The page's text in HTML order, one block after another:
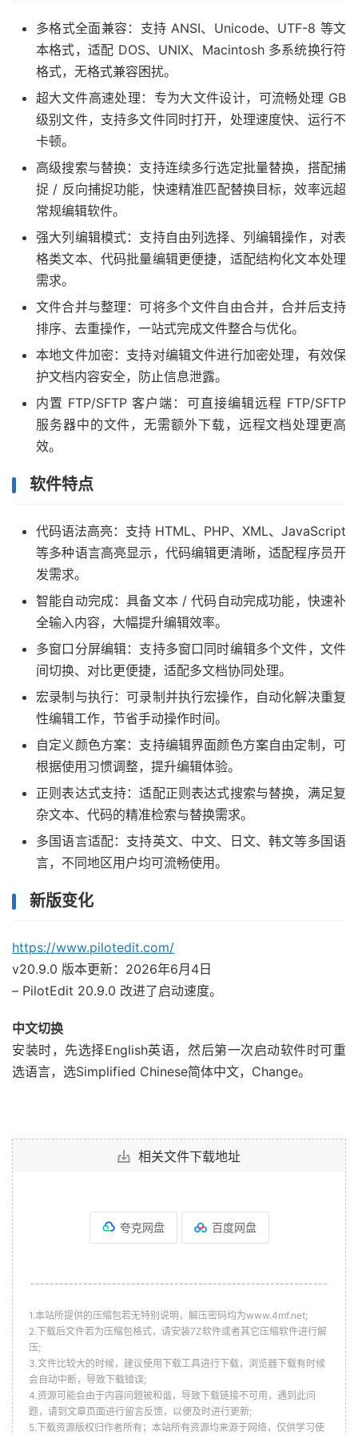
多格式全面兼容：支持 ANSI、Unicode、UTF-8 等文
本格式，适配 DOS、UNIX、Macintosh 多系统换行符
格式，无格式兼容困扰。
超大文件高速处理：专为大文件设计，可流畅处理 GB
级别文件，支持多文件同时打开，处理速度快、运行不
卡顿。
高级搜索与替换：支持连续多行选定批量替换，搭配捕
捉 / 反向捕捉功能，快速精准匹配替换目标，效率远超
常规编辑软件。
强大列编辑模式：支持自由列选择、列编辑操作，对表
格类文本、代码批量编辑更便捷，适配结构化文本处理
需求。
文件合并与整理：可将多个文件自由合并，合并后支持
排序、去重操作，一站式完成文件整合与优化。
本地文件加密：支持对编辑文件进行加密处理，有效保
护文档内容安全，防止信息泄露。
内置 FTP/SFTP 客户端：可直接编辑远程 FTP/SFTP
服务器中的文件，无需额外下载，远程文档处理更高
效。
软件特点
代码语法高亮：支持 HTML、PHP、XML、JavaScript
等多种语言高亮显示，代码编辑更清晰，适配程序员开
发需求。
智能自动完成：具备文本 / 代码自动完成功能，快速补
全输入内容，大幅提升编辑效率。
多窗口分屏编辑：支持多窗口同时编辑多个文件，文件
间切换、对比更便捷，适配多文档协同处理。
宏录制与执行：可录制并执行宏操作，自动化解决重复
性编辑工作，节省手动操作时间。
自定义颜色方案：支持编辑界面颜色方案自由定制，可
根据使用习惯调整，提升编辑体验。
正则表达式支持：适配正则表达式搜索与替换，满足复
杂文本、代码的精准检索与替换需求。
多国语言适配：支持英文、中文、日文、韩文等多国语
言，不同地区用户均可流畅使用。
新版变化
https://www.pilotedit.com/
v20.9.0 版本更新：2026年6月4日
– PilotEdit 20.9.0 改进了启动速度。
中文切换
安装时，先选择English英语，然后第一次启动软件时可重
选语言，选Simplified Chinese简体中文，Change。
相关文件下载地址
夸克网盘 百度网盘
--------------------------------------------------------------
1.本站所提供的压缩包若无特别说明，解压密码均为www.4mf.net;
2.下载后文件若为压缩包格式，请安装7Z软件或者其它压缩软件进行解
压;
3.文件比较大的时候，建议使用下载工具进行下载，浏览器下载有时候
会自动中断，导致下载错误;
4.资源可能会由于内容问题被和谐，导致下载链接不可用，遇到此问
题，请到文章页面进行留言反馈，以便及时进行更新;
5.下载资源版权归作者所有；本站所有资源均来源于网络，仅供学习使